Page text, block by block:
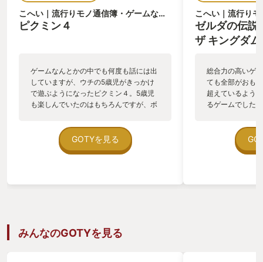
こへい｜流行りモノ通信簿・ゲームなんとか さん
ピクミン４
ゲームなんとかの中でも何度も話には出
していますが、ウチの5歳児がきっかけ
で遊ぶようになったピクミン４。5歳児
も楽しんでいたのはもちろんですが、ボ
妻も一人で遊んだりして、家族３人が一
緒にだったり、それぞれであったりピク
ミンは年間通してとてもお世話になりま
巡ったりしましたし、ニンテンドートー
キョーに行けばピクミングッズが買える
GOTYを見る
ゼルダの伝説
ザ キングダム
総合力の高いゲ
ても全部がおも
超えているよう
るゲームでした
に迫るメインチ
けた時、見つけ
くなった時…ど
みんなのGOTYを見る